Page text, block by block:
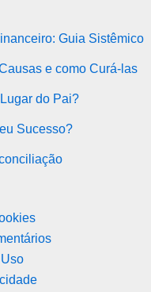
Guia Sistêmico
e como Curá-las
do Pai?
Sucesso?